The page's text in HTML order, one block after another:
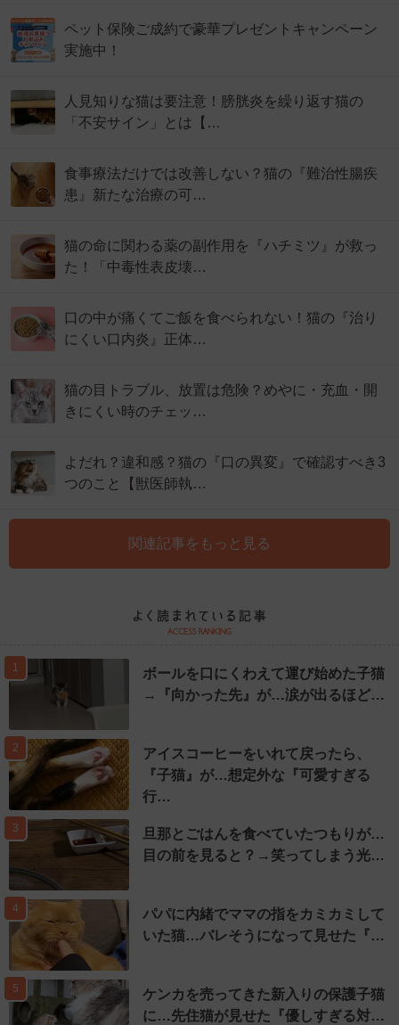
ペット保険ご成約で豪華プレゼントキャンペーン
実施中！
人見知りな猫は要注意！膀胱炎を繰り返す猫の
「不安サイン」とは【…
食事療法だけでは改善しない？猫の『難治性腸疾
患』新たな治療の可…
猫の命に関わる薬の副作用を『ハチミツ』が救っ
た！「中毒性表皮壊…
口の中が痛くてご飯を食べられない！猫の『治り
にくい口内炎』正体…
猫の目トラブル、放置は危険？めやに・充血・開
きにくい時のチェッ…
よだれ？違和感？猫の『口の異変』で確認すべき3
つのこと【獣医師執…
関連記事をもっと見る
1
ボールを口にくわえて運び始めた子猫
→『向かった先』が…涙が出るほど…
2
アイスコーヒーをいれて戻ったら、
『子猫』が…想定外な『可愛すぎる
行…
3
旦那とごはんを食べていたつもりが…
目の前を見ると？→笑ってしまう光…
4
パパに内緒でママの指をカミカミして
いた猫…バレそうになって見せた『…
5
ケンカを売ってきた新入りの保護子猫
に…先住猫が見せた『優しすぎる対…